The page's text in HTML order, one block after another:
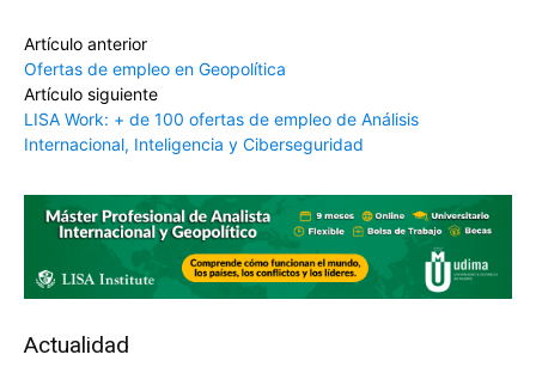
Artículo anterior
Ofertas de empleo en Geopolítica
Artículo siguiente
LISA Work: + de 100 ofertas de empleo de Análisis
Internacional, Inteligencia y Ciberseguridad
Actualidad